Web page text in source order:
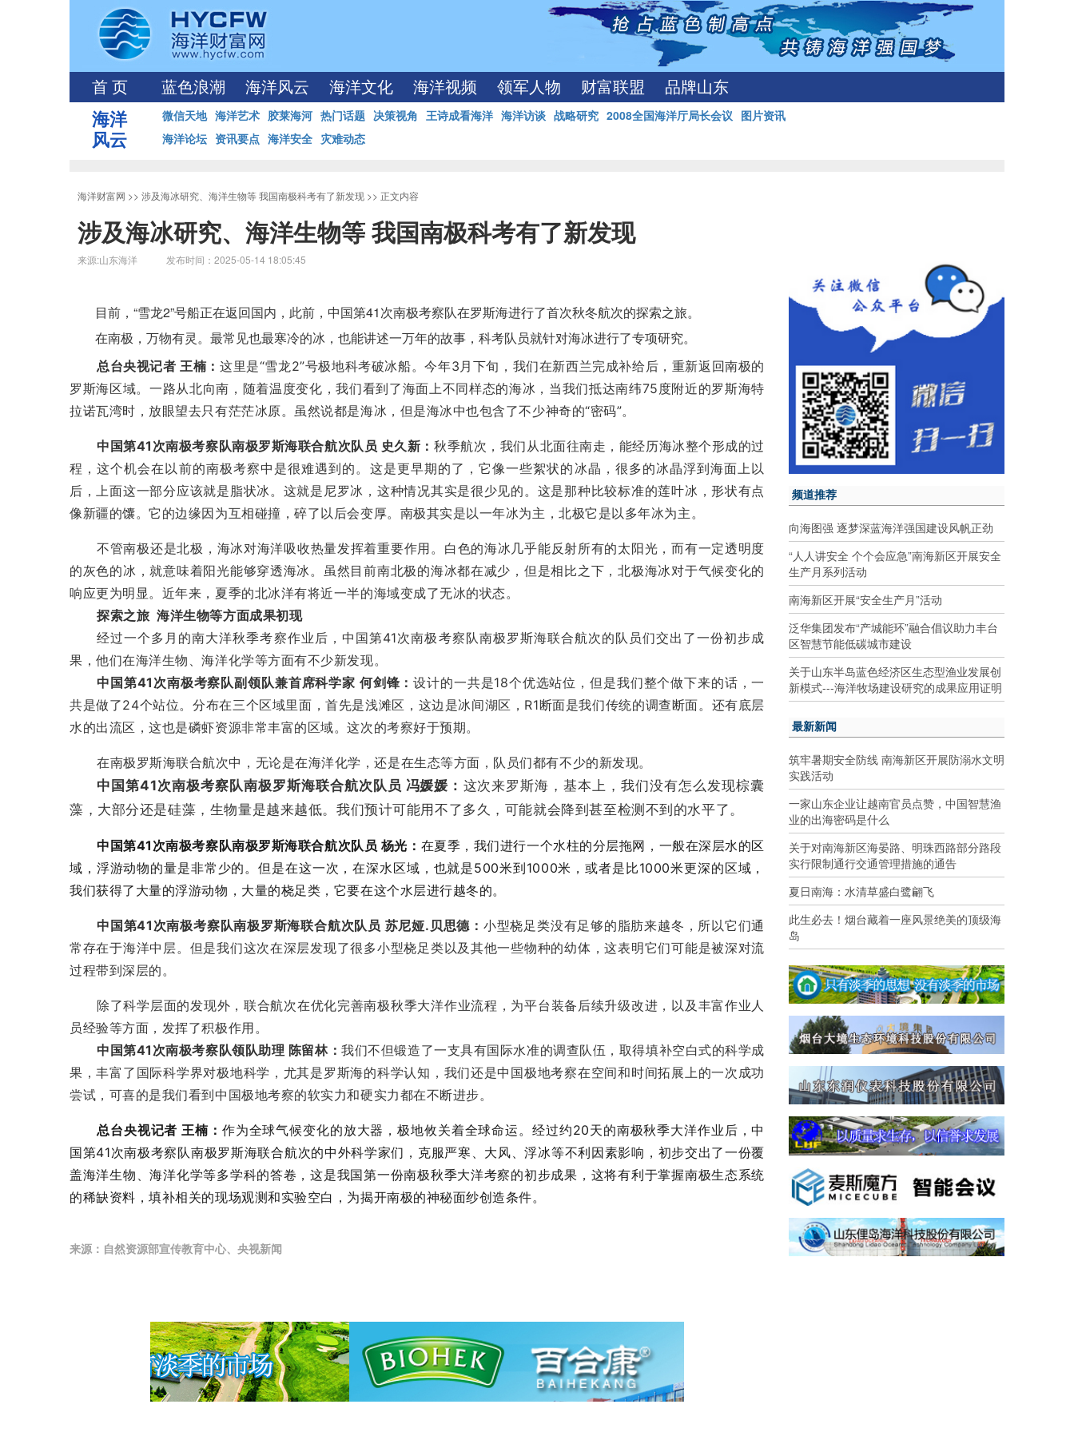
首 页 蓝色浪潮 海洋风云 海洋文化 海洋视频 领军人物 财富联盟 品牌山东
海洋
风云
微信天地 海洋艺术 胶莱海河 热门话题 决策视角 王诗成看海洋 海洋访谈 战略研究 2008全国海洋厅局长会议 图片资讯
海洋论坛 资讯要点 海洋安全 灾难动态
海洋财富网 >> 涉及海冰研究、海洋生物等 我国南极科考有了新发现 >> 正文内容
涉及海冰研究、海洋生物等 我国南极科考有了新发现
来源:山东海洋 发布时间：2025-05-14 18:05:45
目前，“雪龙2”号船正在返回国内，此前，中国第41次南极考察队在罗斯海进行了首次秋冬航次的探索之旅。
在南极，万物有灵。最常见也最寒冷的冰，也能讲述一万年的故事，科考队员就针对海冰进行了专项研究。
总台央视记者 王楠：这里是“雪龙2”号极地科考破冰船。今年3月下旬，我们在新西兰完成补给后，重新返回南极的
罗斯海区域。一路从北向南，随着温度变化，我们看到了海面上不同样态的海冰，当我们抵达南纬75度附近的罗斯海特
拉诺瓦湾时，放眼望去只有茫茫冰原。虽然说都是海冰，但是海冰中也包含了不少神奇的“密码”。
中国第41次南极考察队南极罗斯海联合航次队员 史久新：秋季航次，我们从北面往南走，能经历海冰整个形成的过
程，这个机会在以前的南极考察中是很难遇到的。这是更早期的了，它像一些絮状的冰晶，很多的冰晶浮到海面上以
后，上面这一部分应该就是脂状冰。这就是尼罗冰，这种情况其实是很少见的。这是那种比较标准的莲叶冰，形状有点
像新疆的馕。它的边缘因为互相碰撞，碎了以后会变厚。南极其实是以一年冰为主，北极它是以多年冰为主。
不管南极还是北极，海冰对海洋吸收热量发挥着重要作用。白色的海冰几乎能反射所有的太阳光，而有一定透明度
的灰色的冰，就意味着阳光能够穿透海冰。虽然目前南北极的海冰都在减少，但是相比之下，北极海冰对于气候变化的
响应更为明显。近年来，夏季的北冰洋有将近一半的海域变成了无冰的状态。
探索之旅 海洋生物等方面成果初现
经过一个多月的南大洋秋季考察作业后，中国第41次南极考察队南极罗斯海联合航次的队员们交出了一份初步成
果，他们在海洋生物、海洋化学等方面有不少新发现。
中国第41次南极考察队副领队兼首席科学家 何剑锋：设计的一共是18个优选站位，但是我们整个做下来的话，一
共是做了24个站位。分布在三个区域里面，首先是浅滩区，这边是冰间湖区，R1断面是我们传统的调查断面。还有底层
水的出流区，这也是磷虾资源非常丰富的区域。这次的考察好于预期。
在南极罗斯海联合航次中，无论是在海洋化学，还是在生态等方面，队员们都有不少的新发现。
中国第41次南极考察队南极罗斯海联合航次队员 冯媛媛： 这次来罗斯海，基本上，我们没有怎么发现棕囊
藻，大部分还是硅藻，生物量是越来越低。我们预计可能用不了多久，可能就会降到甚至检测不到的水平了。
中国第41次南极考察队南极罗斯海联合航次队员 杨光： 在夏季，我们进行一个水柱的分层拖网，一般在深层水的区
域，浮游动物的量是非常少的。但是在这一次，在深水区域，也就是500米到1000米，或者是比1000米更深的区域，
我们获得了大量的浮游动物，大量的桡足类，它要在这个水层进行越冬的。
中国第41次南极考察队南极罗斯海联合航次队员 苏尼娅.贝思德： 小型桡足类没有足够的脂肪来越冬，所以它们通
常存在于海洋中层。但是我们这次在深层发现了很多小型桡足类以及其他一些物种的幼体，这表明它们可能是被深对流
过程带到深层的。
除了科学层面的发现外，联合航次在优化完善南极秋季大洋作业流程，为平台装备后续升级改进，以及丰富作业人
员经验等方面，发挥了积极作用。
中国第41次南极考察队领队助理 陈留林：我们不但锻造了一支具有国际水准的调查队伍，取得填补空白式的科学成
果，丰富了国际科学界对极地科学，尤其是罗斯海的科学认知，我们还是中国极地考察在空间和时间拓展上的一次成功
尝试，可喜的是我们看到中国极地考察的软实力和硬实力都在不断进步。
总台央视记者 王楠： 作为全球气候变化的放大器，极地攸关着全球命运。经过约20天的南极秋季大洋作业后，中
国第41次南极考察队南极罗斯海联合航次的中外科学家们，克服严寒、大风、浮冰等不利因素影响，初步交出了一份覆
盖海洋生物、海洋化学等多学科的答卷，这是我国第一份南极秋季大洋考察的初步成果，这将有利于掌握南极生态系统
的稀缺资料，填补相关的现场观测和实验空白，为揭开南极的神秘面纱创造条件。
来源：自然资源部宣传教育中心、央视新闻
频道推荐
向海图强 逐梦深蓝海洋强国建设风帆正劲
“人人讲安全 个个会应急”南海新区开展安全
生产月系列活动
南海新区开展“安全生产月”活动
泛华集团发布“产城能环”融合倡议助力丰台
区智慧节能低碳城市建设
关于山东半岛蓝色经济区生态型渔业发展创
新模式---海洋牧场建设研究的成果应用证明
最新新闻
筑牢暑期安全防线 南海新区开展防溺水文明
实践活动
一家山东企业让越南官员点赞，中国智慧渔
业的出海密码是什么
关于对南海新区海晏路、明珠西路部分路段
实行限制通行交通管理措施的通告
夏日南海：水清草盛白鹭翩飞
此生必去！烟台藏着一座风景绝美的顶级海
岛